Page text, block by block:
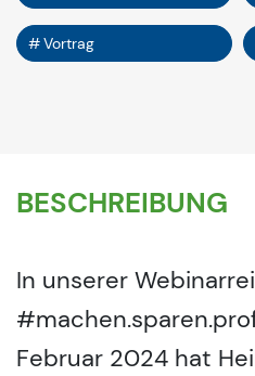
Vortrag
BESCHREIBUNG
In unserer
Februar 2024 hat